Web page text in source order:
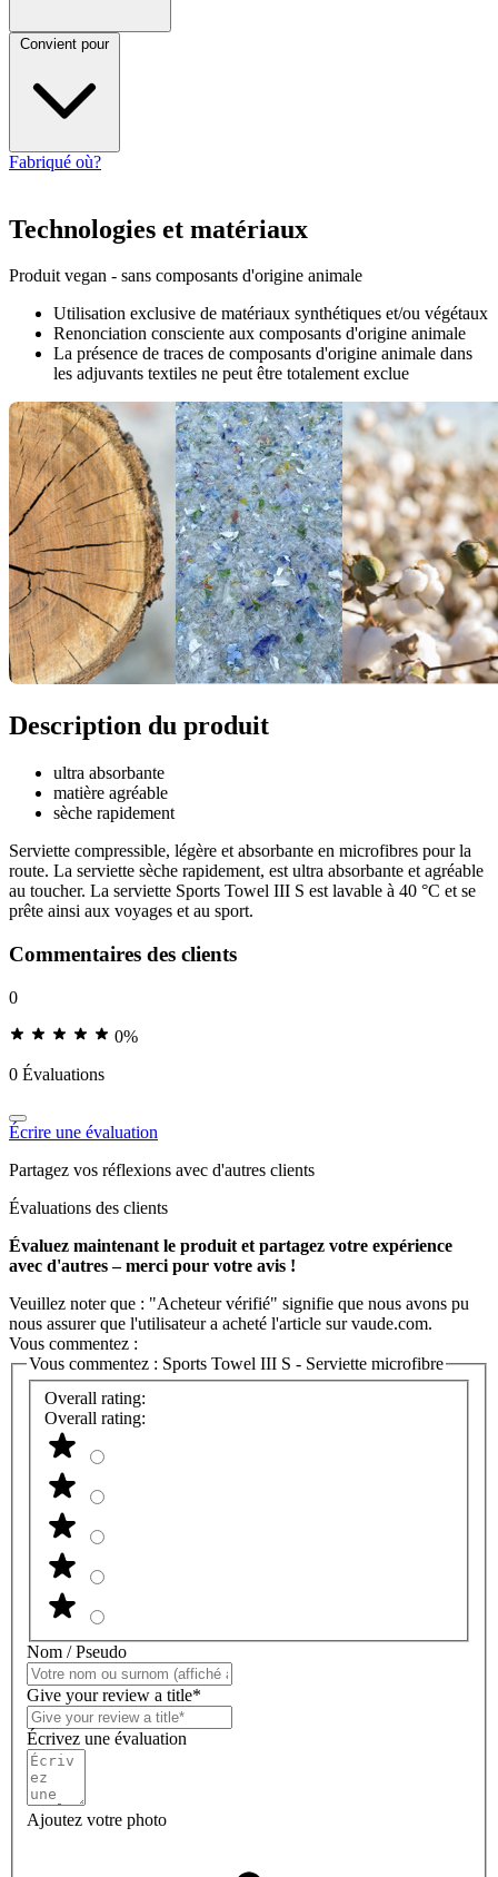
Convient pour
Fabriqué où?
Technologies et matériaux
Produit vegan - sans composants d'origine animale
Utilisation exclusive de matériaux synthétiques et/ou végétaux
Renonciation consciente aux composants d'origine animale
La présence de traces de composants d'origine animale dans
les adjuvants textiles ne peut être totalement exclue
Description du produit
ultra absorbante
matière agréable
sèche rapidement
Serviette compressible, légère et absorbante en microfibres pour la
route. La serviette sèche rapidement, est ultra absorbante et agréable
au toucher. La serviette Sports Towel III S est lavable à 40 °C et se
prête ainsi aux voyages et au sport.
Commentaires des clients
0
0%
0 Évaluations
Écrire une évaluation
Partagez vos réflexions avec d'autres clients
Évaluations des clients
Évaluez maintenant le produit et partagez votre expérience
avec d'autres – merci pour votre avis !
Veuillez noter que : "Acheteur vérifié" signifie que nous avons pu
nous assurer que l'utilisateur a acheté l'article sur vaude.com.
Vous commentez :
Vous commentez : Sports Towel III S - Serviette microfibre
Overall rating:
Overall rating:
Nom / Pseudo
Give your review a title*
Écrivez une évaluation
Ajoutez votre photo